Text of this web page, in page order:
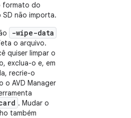
formato do
SD não importa.
-wipe-data
o arquivo.
quiser limpar o
exclua-o e, em
recrie-o
o AVD Manager
. Mudar o
também